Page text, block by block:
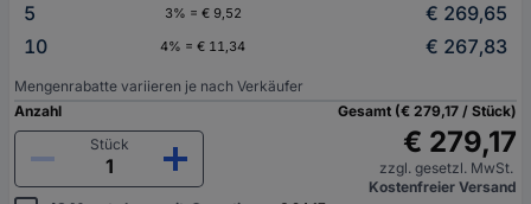
5
3% = € 9,52
€ 269,65
10
4% = € 11,34 € 267,83
Mengenrabatte variieren je nach Verkäufer
Anzahl
Stück
Gesamt (€ 279,17 / Stück)
€ 279,17
zzgl. gesetzl. MwSt.
Kostenfreier Versand